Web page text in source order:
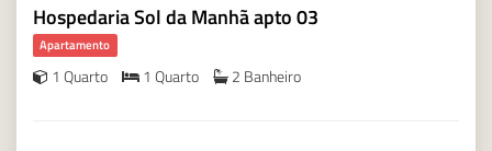
Hospedaria Sol da Manhã apto 03
Apartamento
1 Quarto 1 Quarto 2 Banheiro